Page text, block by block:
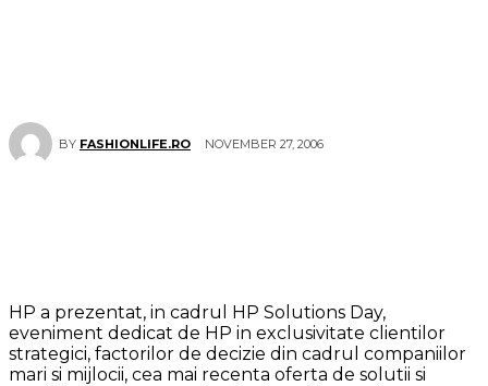
BY FASHIONLIFE.RO NOVEMBER 27, 2006
HP a prezentat, in cadrul HP Solutions Day,
eveniment dedicat de HP in exclusivitate clientilor
strategici, factorilor de decizie din cadrul companiilor
mari si mijlocii, cea mai recenta oferta de solutii si